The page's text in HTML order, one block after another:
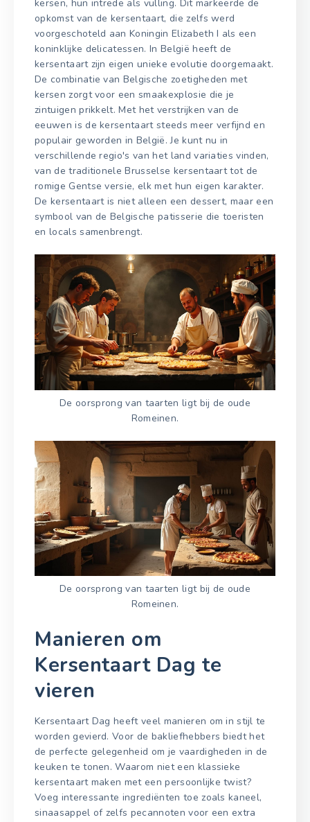
kersen, hun intrede als vulling. Dit markeerde de
opkomst van de kersentaart, die zelfs werd
voorgeschoteld aan Koningin Elizabeth I als een
koninklijke delicatessen. In België heeft de
kersentaart zijn eigen unieke evolutie doorgemaakt.
De combinatie van Belgische zoetigheden met
kersen zorgt voor een smaakexplosie die je
zintuigen prikkelt. Met het verstrijken van de
eeuwen is de kersentaart steeds meer verfijnd en
populair geworden in België. Je kunt nu in
verschillende regio's van het land variaties vinden,
van de traditionele Brusselse kersentaart tot de
romige Gentse versie, elk met hun eigen karakter.
De kersentaart is niet alleen een dessert, maar een
symbool van de Belgische patisserie die toeristen
en locals samenbrengt.
De oorsprong van taarten ligt bij de oude
Romeinen.
De oorsprong van taarten ligt bij de oude
Romeinen.
Manieren om
Kersentaart Dag te
vieren
Kersentaart Dag heeft veel manieren om in stijl te
worden gevierd. Voor de bakliefhebbers biedt het
de perfecte gelegenheid om je vaardigheden in de
keuken te tonen. Waarom niet een klassieke
kersentaart maken met een persoonlijke twist?
Voeg interessante ingrediënten toe zoals kaneel,
sinaasappel of zelfs pecannoten voor een extra